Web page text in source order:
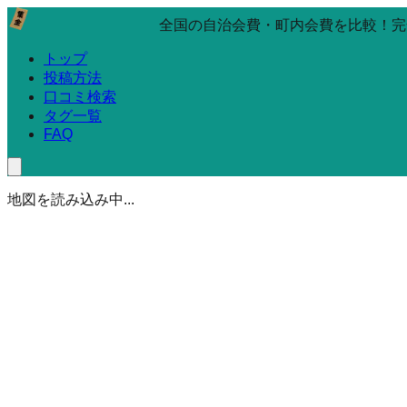
全国の自治会費・町内会費を比較！
トップ
投稿方法
口コミ検索
タグ一覧
FAQ
地図を読み込み中...